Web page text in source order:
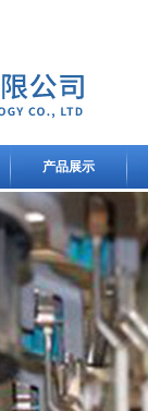
产品展示